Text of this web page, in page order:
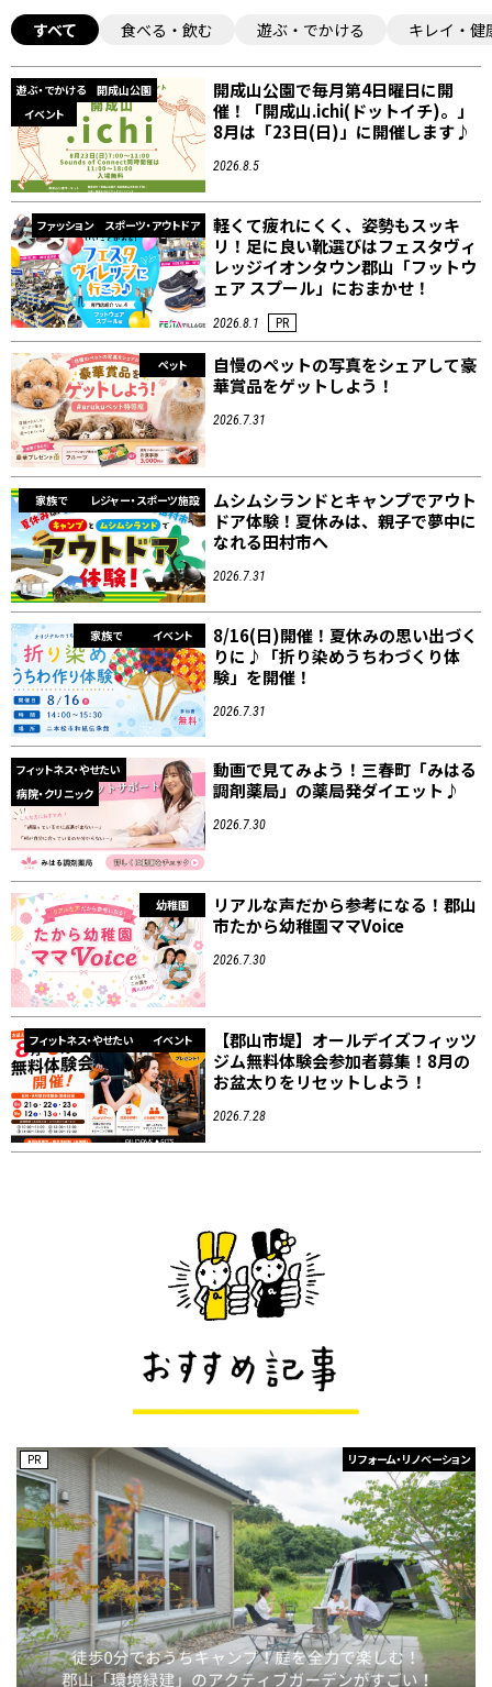
すべて 食べる・飲む 遊ぶ・でかける キレイ・健
遊ぶ・でかける
開成山公園
イベント
開成山公園で毎月第4日曜日に開
催！「開成山.ichi(ドットイチ)。」
8月は「23日(日)」に開催します♪
2026.8.5
ファッション スポーツ・アウトドア
軽くて疲れにくく、姿勢もスッキ
リ！足に良い靴選びはフェスタヴィ
レッジイオンタウン郡山「フットウ
ェア スプール」におまかせ！
2026.8.1 PR
ペット
自慢のペットの写真をシェアして豪
華賞品をゲットしよう！
2026.7.31
家族で レジャー・スポーツ施設
ムシムシランドとキャンプでアウト
ドア体験！夏休みは、親子で夢中に
なれる田村市へ
2026.7.31
家族で イベント
8/16(日)開催！夏休みの思い出づく
りに♪「折り染めうちわづくり体
験」を開催！
2026.7.31
フィットネス・やせたい
病院・クリニック
動画で見てみよう！三春町「みはる
調剤薬局」の薬局発ダイエット♪
2026.7.30
幼稚園
リアルな声だから参考になる！郡山
市たから幼稚園ママVoice
2026.7.30
フィットネス・やせたい イベント
【郡山市堤】オールデイズフィッツ
ジム無料体験会参加者募集！8月の
お盆太りをリセットしよう！
2026.7.28
リフォーム・リノベーション
PR